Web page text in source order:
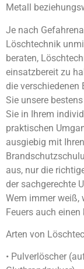
Metall
Je nach
Löschtechnik
beraten,
einsatzbereit zu
die verschiedenen
Sie unsere
Sie in Ihrem
praktischen
ausgiebig mit
aus, nur die
der sachgerechte
Wem immer weiß,
Feuers auch
Arten von
• Pulverlöscher